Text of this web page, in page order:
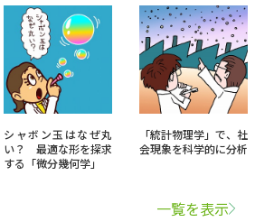
シャボン玉はなぜ丸
い？ 最適な形を探求
する「微分幾何学」
「統計物理学」で、社
会現象を科学的に分析
一覧を表示